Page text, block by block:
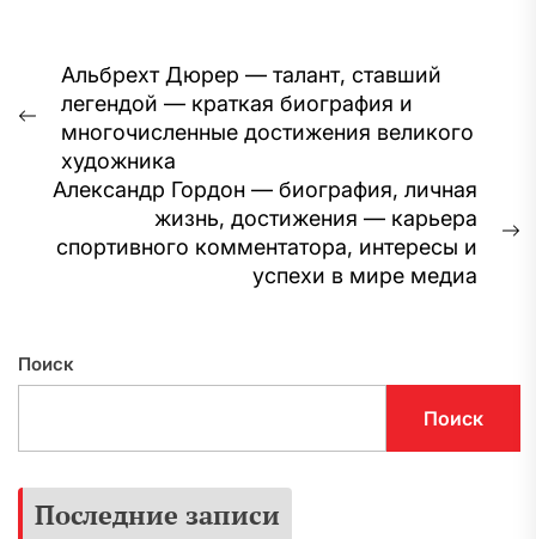
Навигация
по
записям
Предыдущая
запись:
Альбрехт Дюрер — талант, ставший
легендой — краткая биография и
многочисленные достижения великого
художника
Александр Гордон — биография, личная
жизнь, достижения — карьера
спортивного комментатора, интересы и
успехи в мире медиа
Поиск
Поиск
Последние записи